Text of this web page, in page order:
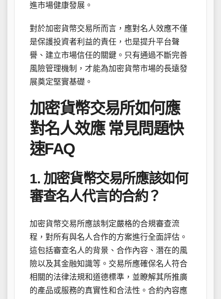
進市場健康發展。
對於加密貨幣交易所而言，應對名人效應不僅
是保護投資者利益的責任，也是提升平台聲
譽、建立市場信任的關鍵。只有通過不斷完善
風險管理機制，才能為加密貨幣市場的長遠發
展奠定堅實基礎。
加密貨幣交易所如何應
對名人效應 常見問題快
速FAQ
1. 加密貨幣交易所應該如何
審查名人代言的合約？
加密貨幣交易所應該制定嚴格的合規審查流
程，對所有與名人合作的方案進行全面評估。
這包括審查名人的背景、合作內容、潛在的風
險以及其金融知識等。交易所應確保名人符合
相關的法律法規和道德標準，並瞭解其所推廣
的產品或服務的真實性和合法性。合約內容應